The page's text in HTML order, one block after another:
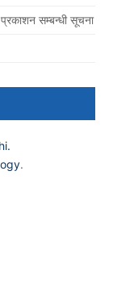
सम्बन्धी सूचना
.